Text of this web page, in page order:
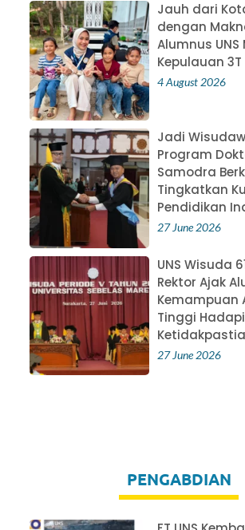
Jauh dari
dengan
Alumnus
Kepulauan 3T
4 August 2026
Jadi
Program
Samodra
Tingkatkan
Pendidikan
27 June 2026
UNS Wisuda
Rektor Ajak
Kemampuan
Tinggi Hadapi
27 June 2026
PENGABDIAN